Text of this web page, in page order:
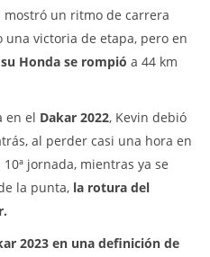
mostró un ritmo de carrera
victoria de etapa, pero en
Honda se rompió a 44 km
en el Dakar 2022, Kevin debió
al perder casi una hora en
jornada, mientras ya se
la punta, la rotura del
2023 en una definición de